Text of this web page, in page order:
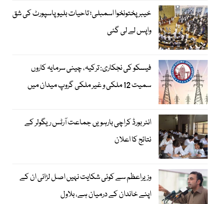
خیبرپختونخوا اسمبلی؛ تاحیات بلیو پاسپورٹ کی شق
واپس لے لی گئی
فیسکو کی نجکاری: ترکیہ، چینی سرمایہ کاروں
سمیت 12 ملکی و غیر ملکی گروپ میدان میں
انٹر بورڈ کراچی بارہویں جماعت آرٹس ریگولر کے
نتائج کا اعلان
وزیراعظم سے کوئی شکایت نہیں اصل لڑائی ان کے
اپنے خاندان کے درمیان ہے، بلاول